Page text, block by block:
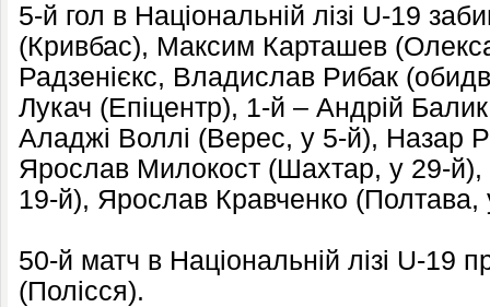
5-й гол в Національній лізі U-19
(Кривбас), Максим Карташев
Радзенієкс, Владислав Рибак
Лукач (Епіцентр), 1-й – Андрій
Аладжі Воллі (Верес, у 5-й), Назар
Ярослав Милокост (Шахтар, у 29-
19-й), Ярослав Кравченко (Полтава,
50-й матч в Національній лізі U-19
(Полісся).